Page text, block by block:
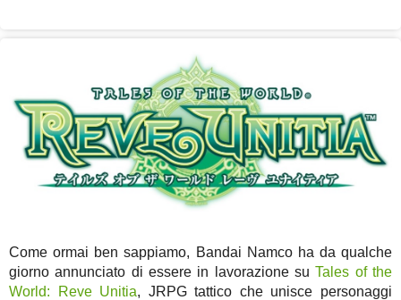
Come ormai ben sappiamo, Bandai Namco ha da qualche
giorno annunciato di essere in lavorazione suTales of the
World: Reve Unitia, JRPG tattico che unisce personaggi